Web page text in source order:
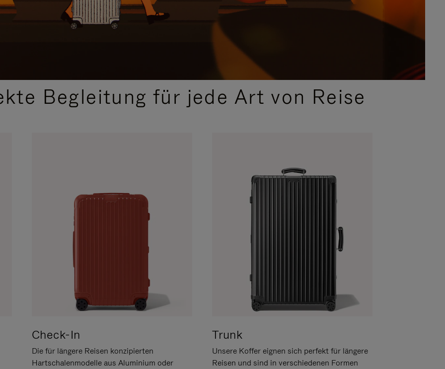
Begleitung für jede Art von Reise
Check-In
Die für längere Reisen konzipierten
Hartschalenmodelle aus Aluminium oder
Trunk
Unsere Koffer eignen sich perfekt für längere
Reisen und sind in verschiedenen Formen